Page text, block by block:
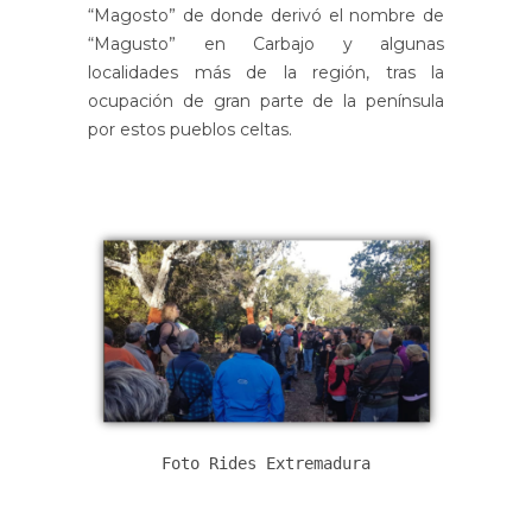
“Magosto” de donde derivó el nombre de
“Magusto” en Carbajo y algunas
localidades más de la región, tras la
ocupación de gran parte de la península
por estos pueblos celtas.
Foto Rides Extremadura